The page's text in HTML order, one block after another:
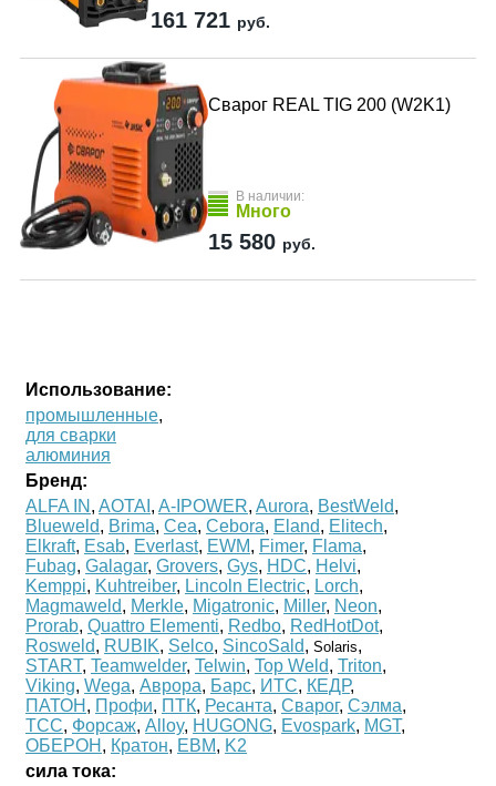
161 721 руб.
Сварог REAL TIG 200 (W2K1)
В наличии:
Много
15 580 руб.
Использование:
промышленные,
для сварки
алюминия
Бренд:
ALFA IN , AOTAI , A-IPOWER, Aurora, BestWeld,
Blueweld, Brima, Cea, Cebora, Eland, Elitech,
Elkraft, Esab, Everlast, EWM, Fimer, Flama,
Fubag, Galagar, Grovers, Gys, HDC, Helvi,
Kemppi, Kuhtreiber, Lincoln Electric, Lorch,
Magmaweld, Merkle, Migatronic, Miller, Neon,
Prorab, Quattro Elementi, Redbo, RedHotDot,
Rosweld, RUBIK, Selco, SincoSald, Solaris,
START, Teamwelder, Telwin, Top Weld, Triton,
Viking, Wega, Аврора, Барс, ИТС, КЕДР,
ПАТОН , Профи, ПТК, Ресанта, Сварог, Сэлма,
ТСС, Форсаж, Alloy, HUGONG, Evospark, MGT,
ОБЕРОН , Кратон, ЕВМ, K2
сила тока: